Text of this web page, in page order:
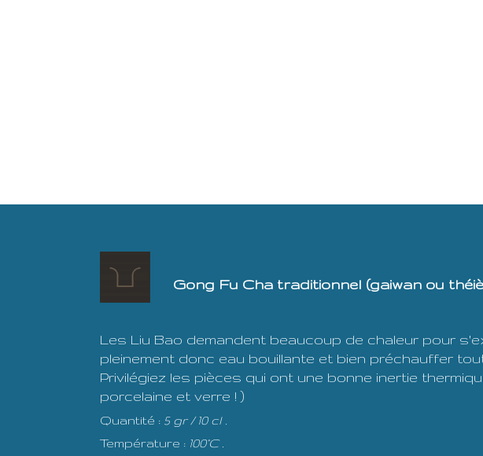
Gong Fu Cha traditionnel (gaiwan ou
Les Liu Bao demandent beaucoup de chaleur pour
pleinement donc eau bouillante et bien préchauffer
Privilégiez les pièces qui ont une bonne inertie
porcelaine et verre ! )
Quantité : 5 gr / 10 cl .
Température : 100°C .